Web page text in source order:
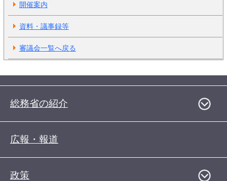
開催案内
資料・議事録等
審議会一覧へ戻る
総務省の紹介
広報・報道
政策